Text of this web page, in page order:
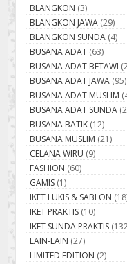
BLANGKON (3)
BLANGKON JAWA (29)
BLANGKON SUNDA (4)
BUSANA ADAT (63)
BUSANA ADAT BETAWI
BUSANA ADAT JAWA (95)
BUSANA ADAT MUSLIM
BUSANA ADAT SUNDA
BUSANA BATIK (12)
BUSANA MUSLIM (21)
CELANA WIRU (9)
FASHION (60)
GAMIS (1)
IKET LUKIS & SABLON
IKET PRAKTIS (10)
IKET SUNDA PRAKTIS
LAIN-LAIN (27)
LIMITED EDITION (2)